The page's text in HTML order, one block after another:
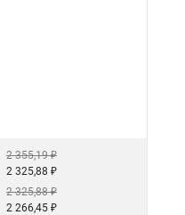
2 355,19 ₽
2 325,88 ₽
2 325,88 ₽
2 266,45 ₽